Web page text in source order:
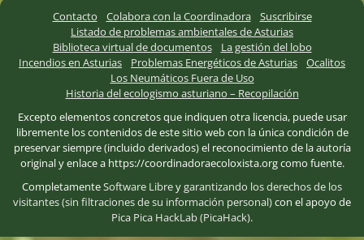
Contacto Colabora con la Coordinadora
Suscribirse
Listado de problemas ambientales de Asturias
Biblioteca virtual de documentos
La gestión del lobo
Incendios en Asturias
Problemas Energéticos de Asturias
Ocalitos
Los Neumáticos Fuera de Uso
Historia del ecologismo asturiano – Recopilación
Excepto elementos concretos que indiquen otra licencia, puede usar
libremente los contenidos de este sitio web con la única condición de
preservar siempre (incluido derivados) el reconocimiento de la autoría
original y enlace a https://coordinadoraecoloxista.org como fuente.
CompletamenteSoftware Libreygarantizando los derechos de los
visitantes (sin filtraciones de su información personal)con el apoyo de
Pica Pica HackLab (PicaHack).